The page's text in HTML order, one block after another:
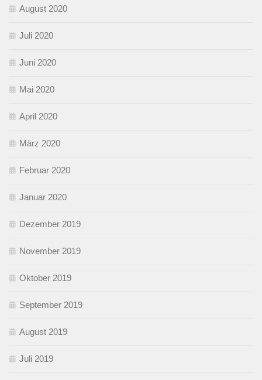
August 2020
Juli 2020
Juni 2020
Mai 2020
April 2020
März 2020
Februar 2020
Januar 2020
Dezember 2019
November 2019
Oktober 2019
September 2019
August 2019
Juli 2019